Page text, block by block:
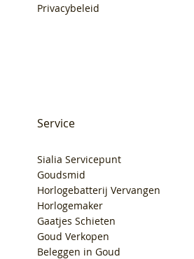
Privacybeleid
Service
Sialia Servicepunt
Goudsmid
Horlogebatterij Vervangen
Horlogemaker
Gaatjes Schieten
Goud Verkopen
Beleggen in Goud